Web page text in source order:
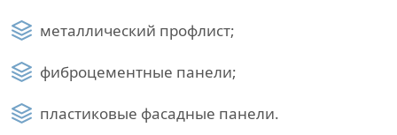
металлический профлист;
фиброцементные панели;
пластиковые фасадные панели.